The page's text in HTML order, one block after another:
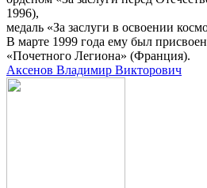
1996),
медаль «За заслуги в освоении
В марте 1999 года ему был
«Почетного Легиона» (Франция).
Аксенов Владимир Викторович